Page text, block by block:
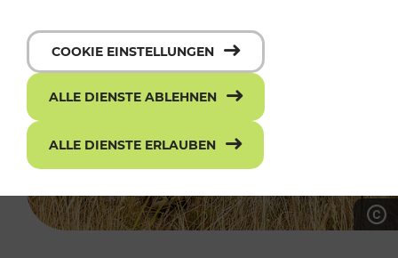
COOKIE EINSTELLUNGEN
ALLE DIENSTE ABLEHNEN
ALLE DIENSTE ERLAUBEN